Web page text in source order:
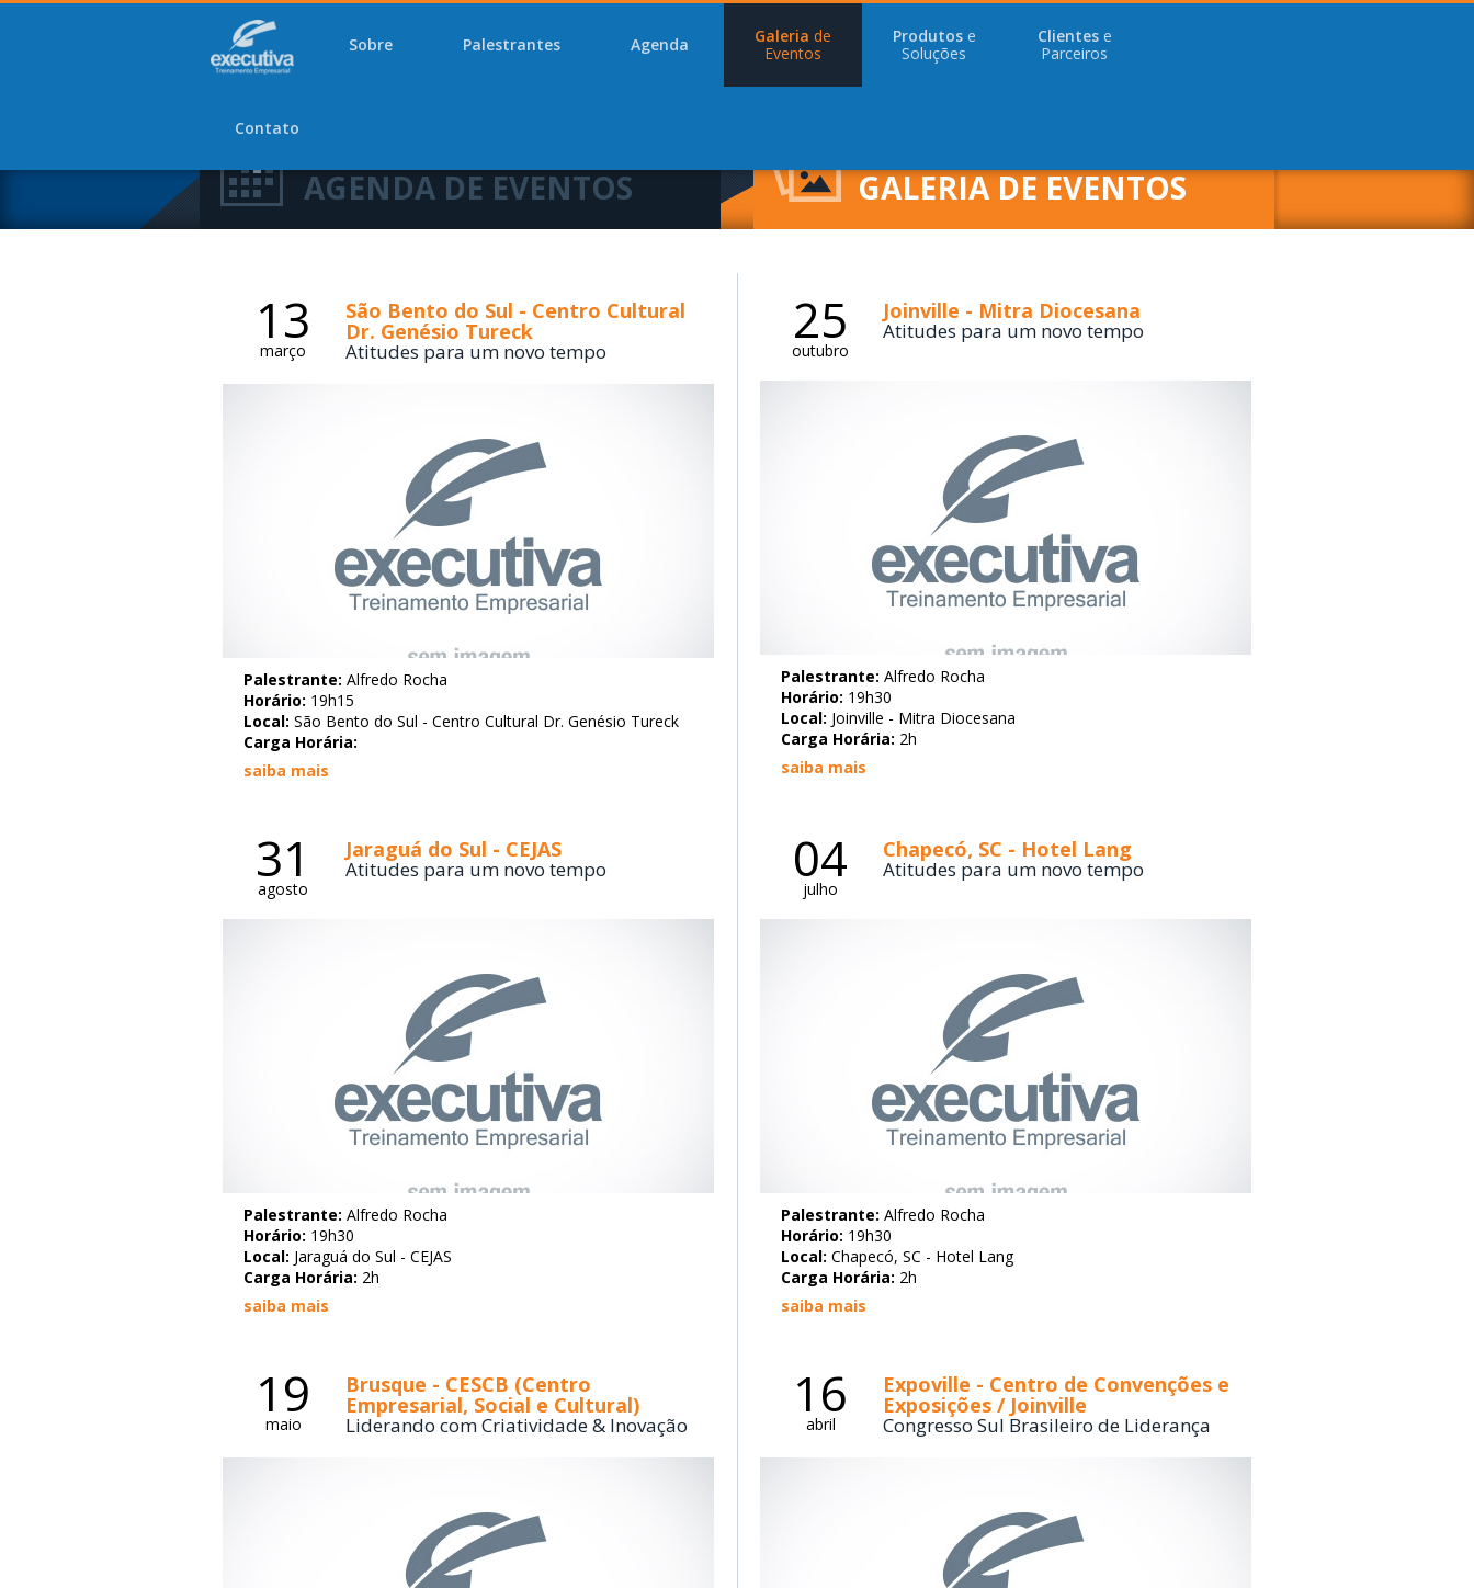
Sobre Palestrantes Agenda Galeria de
Eventos
Produtos e
Soluções
Clientes e
Parceiros
Contato
AGENDA DE EVENTOS GALERIA DE EVENTOS
13
março
São Bento do Sul - Centro Cultural
Dr. Genésio Tureck
Atitudes para um novo tempo
Palestrante: Alfredo Rocha
Horário: 19h15
Local: São Bento do Sul - Centro Cultural Dr. Genésio Tureck
Carga Horária:
saiba mais
25
outubro
Joinville - Mitra Diocesana
Atitudes para um novo tempo
Palestrante: Alfredo Rocha
Horário: 19h30
Local: Joinville - Mitra Diocesana
Carga Horária: 2h
saiba mais
31
agosto
Jaraguá do Sul - CEJAS
Atitudes para um novo tempo
Palestrante: Alfredo Rocha
Horário: 19h30
Local: Jaraguá do Sul - CEJAS
Carga Horária: 2h
saiba mais
04
julho
Chapecó, SC - Hotel Lang
Atitudes para um novo tempo
Palestrante: Alfredo Rocha
Horário: 19h30
Local: Chapecó, SC - Hotel Lang
Carga Horária: 2h
saiba mais
19
maio
Brusque - CESCB (Centro
Empresarial, Social e Cultural)
Liderando com Criatividade & Inovação 16
abril
Expoville - Centro de Convenções e
Exposições / Joinville
Congresso Sul Brasileiro de Liderança